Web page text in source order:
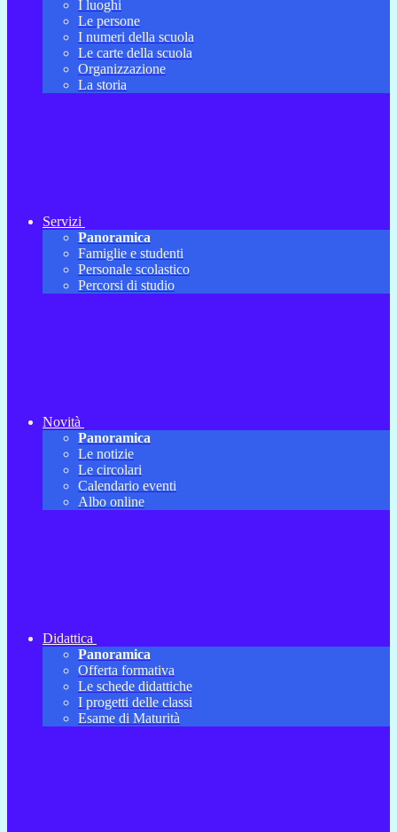
I luoghi
Le persone
I numeri della scuola
Le carte della scuola
Organizzazione
La storia
Servizi
Panoramica
Famiglie e studenti
Personale scolastico
Percorsi di studio
Novità
Panoramica
Le notizie
Le circolari
Calendario eventi
Albo online
Didattica
Panoramica
Offerta formativa
Le schede didattiche
I progetti delle classi
Esame di Maturità